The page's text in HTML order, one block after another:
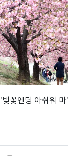
'벚꽃엔딩 아쉬워